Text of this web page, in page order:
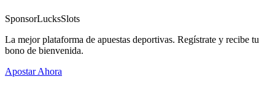
SponsorLucksSlots
La mejor plataforma de apuestas deportivas. Regístrate y recibe tu
bono de bienvenida.
Apostar Ahora